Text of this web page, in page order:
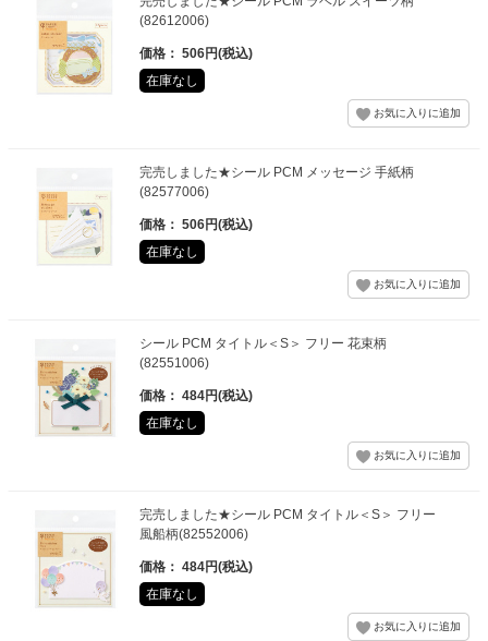
(82612006)
価格： 506円(税込)
在庫なし
完売しました★シール PCM メッセージ 手紙柄
(82577006)
価格： 506円(税込)
在庫なし
シール PCM タイトル＜S＞ フリー 花束柄
(82551006)
価格： 484円(税込)
在庫なし
完売しました★シール PCM タイトル＜S＞ フリー
風船柄(82552006)
価格： 484円(税込)
在庫なし